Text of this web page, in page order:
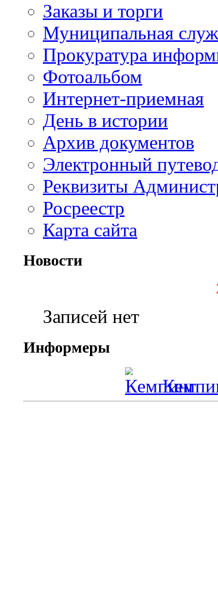
Заказы и торги
Муниципальная
Прокуратура
Фотоальбом
Интернет-приемная
День в истории
Архив документов
Электронный
Реквизиты
Росреестр
Карта сайта
Новости
Записей нет
Информеры